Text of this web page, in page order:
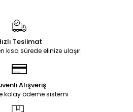
Teslimat
kısa sürede elinize ulaşır.
Alışveriş
kolay ödeme sistemi